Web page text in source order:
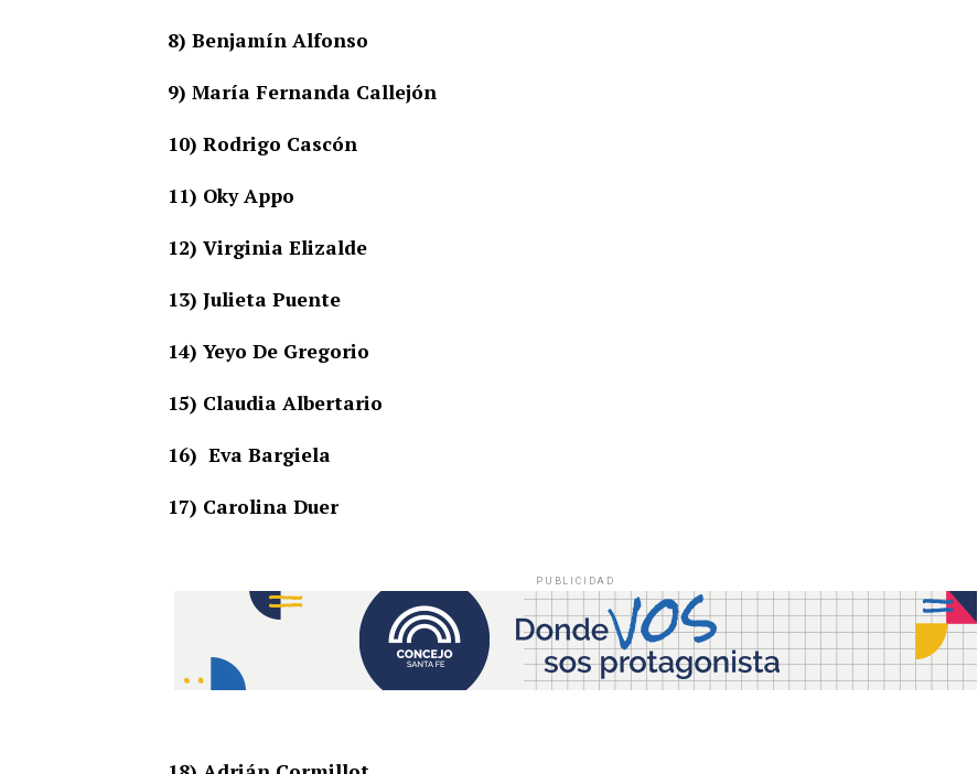
8) Benjamín Alfonso
9) María Fernanda Callejón
10) Rodrigo Cascón
11) Oky Appo
12) Virginia Elizalde
13) Julieta Puente
14) Yeyo De Gregorio
15) Claudia Albertario
16) Eva Bargiela
17) Carolina Duer
PUBLICIDAD